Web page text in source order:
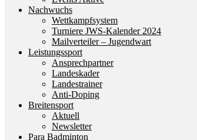
Nachwuchs
Wettkampfsystem
Turniere JWS-Kalender 2024
Mailverteiler – Jugendwart
Leistungssport
Ansprechpartner
Landeskader
Landestrainer
Anti-Doping
Breitensport
Aktuell
Newsletter
Para Badminton